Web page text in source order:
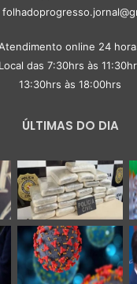
Atendimento online 24
Local das 7:30hrs às
13:30hrs às 18:00hrs
ÚLTIMAS DO DIA